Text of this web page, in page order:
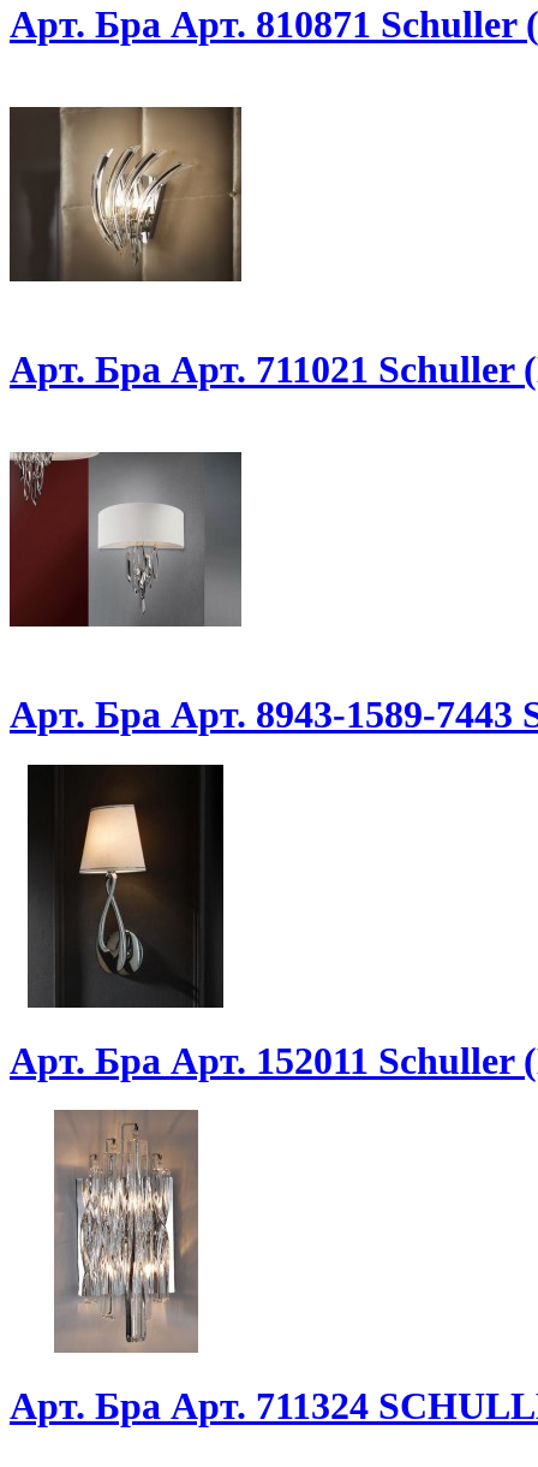
Арт. Бра Арт. 810871 Schuller
Арт. Бра Арт. 711021 Schuller
Арт. Бра Арт. 8943-1589-7443
Арт. Бра Арт. 152011 Schuller
Арт. Бра Арт. 711324